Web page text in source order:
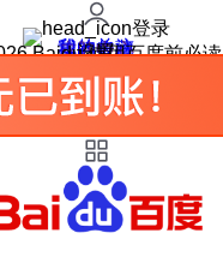
登录
我的关注
我的收藏
皮肤中心
用户反馈
设置
Baidu 使用百度前必读